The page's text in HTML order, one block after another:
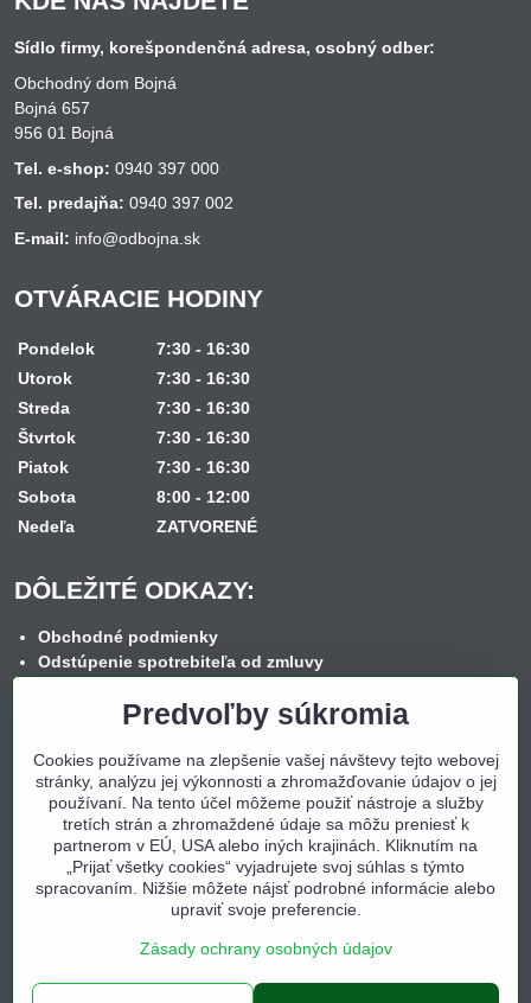
Sídlo firmy, korešpondenčná adresa, osobný odber:
Obchodný dom Bojná
Bojná 657
956 01 Bojná
Tel. e-shop: 0940 397 000
Tel. predajňa: 0940 397 002
E-mail: info@odbojna.sk
OTVÁRACIE HODINY
Pondelok
7:30 - 16:30
Utorok
7:30 - 16:30
Streda
7:30 - 16:30
Štvrtok
7:30 - 16:30
Piatok
7:30 - 16:30
Sobota
8:00 - 12:00
Nedeľa
ZATVORENÉ
DÔLEŽITÉ ODKAZY:
Obchodné podmienky
Odstúpenie spotrebiteľa od zmluvy
Reklamačný formulár
Spôsob platby
Nákup na splátky
Ochrana osobných údajov
Cookies
Kontakt
Predvoľby súkromia
Cookies používame na zlepšenie vašej návštevy tejto webovej
stránky, analýzu jej výkonnosti a zhromažďovanie údajov o jej
používaní. Na tento účel môžeme použiť nástroje a služby
tretích strán a zhromaždené údaje sa môžu preniesť k
partnerom v EÚ, USA alebo iných krajinách. Kliknutím na
„Prijať všetky cookies“ vyjadrujete svoj súhlas s týmto
spracovaním. Nižšie môžete nájsť podrobné informácie alebo
upraviť svoje preferencie.
Zásady ochrany osobných údajov